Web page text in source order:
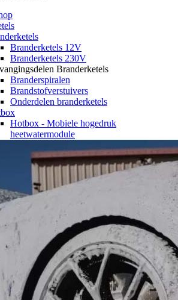
Branderketels 12V
Branderketels 230V
Branderketels
Branderspiralen
Brandstofverstuivers
Onderdelen branderketels
Hotbox - Mobiele hogedruk
heetwatermodule